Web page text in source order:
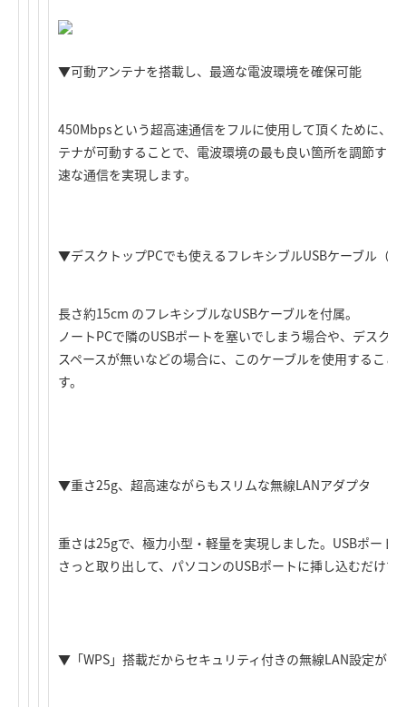
▼可動アンテナを搭載し、最適な電波環境を確保可能
450Mbpsという超高速通信をフルに使用して頂くために、
テナが可動することで、電波環境の最も良い箇所を調節す
速な通信を実現します。
▼デスクトップPCでも使えるフレキシブルUSBケーブル（
長さ約15cm のフレキシブルなUSBケーブルを付属。
ノートPCで隣のUSBポートを塞いでしまう場合や、デスク
スペースが無いなどの場合に、このケーブルを使用するこ
す。
▼重さ25g、超高速ながらもスリムな無線LANアダプタ
重さは25gで、極力小型・軽量を実現しました。USBポート
さっと取り出して、パソコンのUSBポートに挿し込むだけで
▼「WPS」搭載だからセキュリティ付きの無線LAN設定がボ